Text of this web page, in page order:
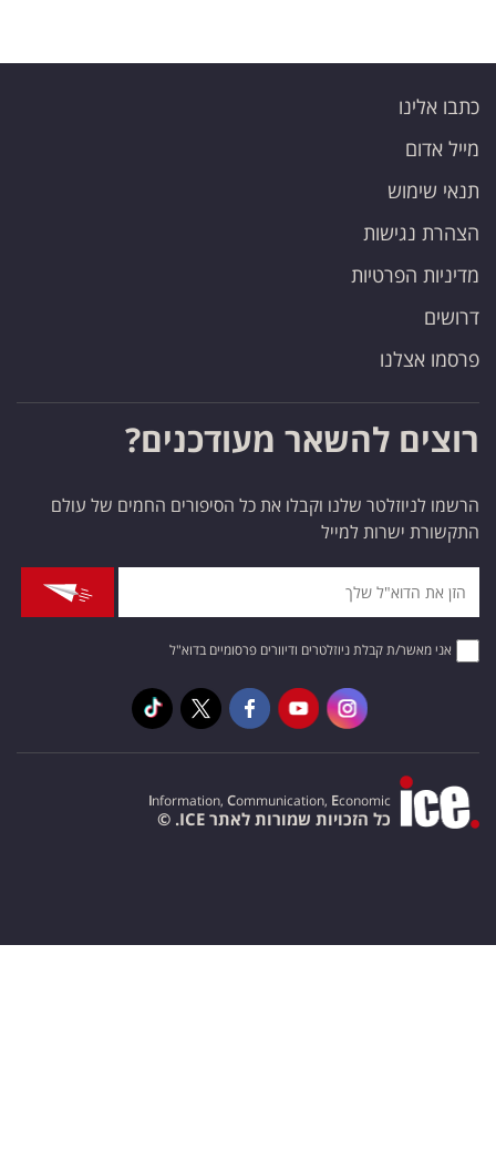
כתבו אלינו
מייל אדום
תנאי שימוש
הצהרת נגישות
מדיניות הפרטיות
דרושים
פרסמו אצלנו
רוצים להשאר מעודכנים?
הרשמו לניוזלטר שלנו וקבלו את כל הסיפורים החמים של עולם
התקשורת ישרות למייל
אני מאשר/ת קבלת ניוזלטרים ודיוורים פרסומיים בדוא"ל
Information, Communication, Economic
כל הזכויות שמורות לאתר ICE. ©